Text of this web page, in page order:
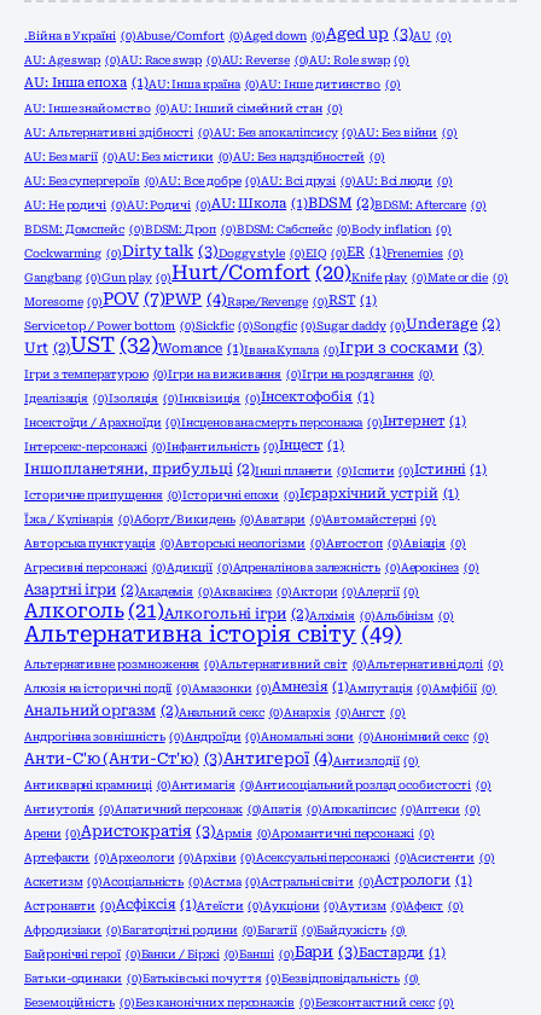
.Війна в Україні (0)Abuse/Comfort (0)Aged down (0)Aged up (3)AU (0)
AU: Age swap (0)AU: Race swap (0)AU: Reverse (0)AU: Role swap (0)
AU: Інша епоха (1)AU: Інша країна (0)AU: Інше дитинство (0)
AU: Інше знайомство (0)AU: Інший сімейний стан (0)
AU: Альтернативні здібності (0)AU: Без апокаліпсису (0)AU: Без війни (0)
AU: Без магії (0)AU: Без містики (0)AU: Без надздібностей (0)
AU: Без супергероїв (0)AU: Все добре (0)AU: Всі друзі (0)AU: Всі люди (0)
AU: Не родичі (0)AU: Родичі (0)AU: Школа (1)BDSM (2)BDSM: Aftercare (0)
BDSM: Домспейс (0)BDSM: Дроп (0)BDSM: Сабспейс (0)Body inflation (0)
Cockwarming (0)Dirty talk (3)Doggy style (0)EIQ (0)ER (1)Frenemies (0)
Gangbang (0)Gun play (0)Hurt/Comfort (20)Knife play (0)Mate or die (0)
Moresome (0)POV (7)PWP (4)Rape/Revenge (0)RST (1)
Service top / Power bottom (0)Sickfic (0)Songfic (0)Sugar daddy (0)Underage (2)
Urt (2)UST (32)Womance (1)Івана Купала (0)Ігри з сосками (3)
Ігри з температурою (0)Ігри на виживання (0)Ігри на роздягання (0)
Ідеалізація (0)Ізоляція (0)Інквізиція (0)Інсектофобія (1)
Інсектоїди / Арахноїди (0)Інсценована смерть персонажа (0)Інтернет (1)
Інтерсекс-персонажі (0)Інфантильність (0)Інцест (1)
Іншопланетяни, прибульці (2)Інші планети (0)Іспити (0)Істинні (1)
Історичне припущення (0)Історичні епохи (0)Ієрархічний устрій (1)
Їжа / Кулінарія (0)Аборт/Викидень (0)Аватари (0)Автомайстерні (0)
Авторська пунктуація (0)Авторські неологізми (0)Автостоп (0)Авіація (0)
Агресивні персонажі (0)Адикції (0)Адреналінова залежність (0)Аерокінез (0)
Азартні ігри (2)Академія (0)Аквакінез (0)Актори (0)Алергії (0)
Алкоголь (21)Алкогольні ігри (2)Алхімія (0)Альбінізм (0)
Альтернативна історія світу (49)
Альтернативне розмноження (0)Альтернативний світ (0)Альтернативні долі (0)
Алюзія на історичні події (0)Амазонки (0)Амнезія (1)Ампутація (0)Амфібії (0)
Анальний оргазм (2)Анальний секс (0)Анархія (0)Ангст (0)
Андрогінна зовнішність (0)Андроїди (0)Аномальні зони (0)Анонімний секс (0)
Анти-С'ю (Анти-Ст'ю) (3)Антигерої (4)Антизлодії (0)
Антикварні крамниці (0)Антимагія (0)Антисоціальний розлад особистості (0)
Антиутопія (0)Апатичний персонаж (0)Апатія (0)Апокаліпсис (0)Аптеки (0)
Арени (0)Аристократія (3)Армія (0)Аромантичні персонажі (0)
Артефакти (0)Археологи (0)Архіви (0)Асексуальні персонажі (0)Асистенти (0)
Аскетизм (0)Асоціальність (0)Астма (0)Астральні світи (0)Астрологи (1)
Астронавти (0)Асфіксія (1)Атеїсти (0)Аукціони (0)Аутизм (0)Афект (0)
Афродизіаки (0)Багатодітні родини (0)Багатії (0)Байдужість (0)
Байронічні герої (0)Банки / Біржі (0)Банші (0)Бари (3)Бастарди (1)
Батьки-одинаки (0)Батьківські почуття (0)Безвідповідальність (0)
Беземоційність (0)Без канонічних персонажів (0)Безконтактний секс (0)